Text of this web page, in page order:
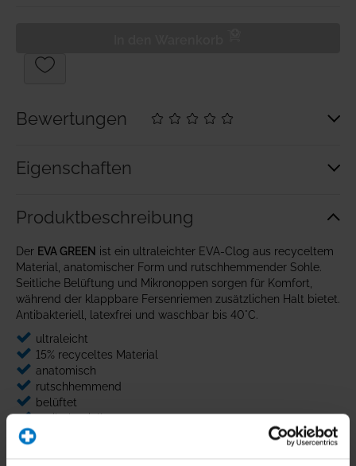
Bewertungen
Eigenschaften
Produkt­beschreibung
Der EVA GREEN ist ein ultraleichter EVA-Clog aus recyceltem
Material, anatomischer Form und rutschhemmender Sohle.
Seitliche Belüftung und Mikronoppen sorgen für Komfort,
während der klappbare Fersenriemen zusätzlichen Halt bietet.
Antibakteriell, latexfrei und waschbar bis 40°C.
ultraleicht
15% recyceltes Material
anatomisch
rutschhemmend
belüftet
antibakteriell
waschbar bis 40°C